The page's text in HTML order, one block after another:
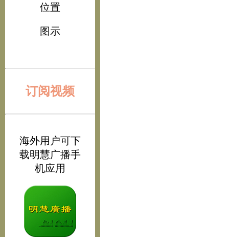
位置
图示
订阅视频
海外用户可下
载明慧广播手
机应用